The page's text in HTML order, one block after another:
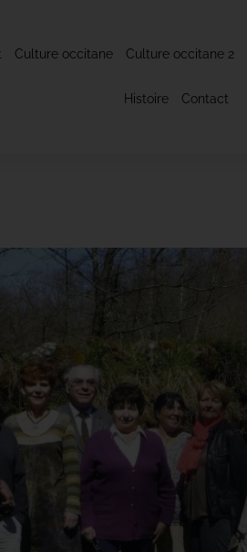
Culture occitane Culture occitane 2
Histoire Contact